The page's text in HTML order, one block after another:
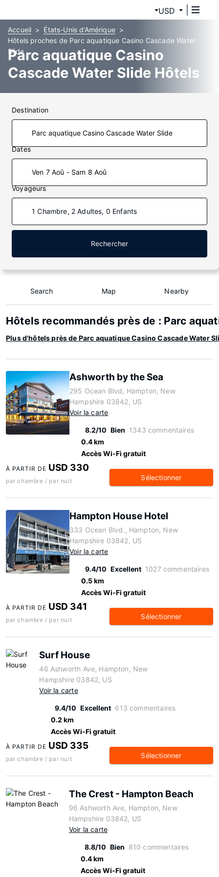
USD
Accueil
États-Unis d’Amérique
Hôtels proches de Parc aquatique Casino Cascade Water
Slide
Parc aquatique Casino
Cascade Water Slide Hôtels
Destination
Dates
Ven 7 Aoû - Sam 8 Aoû
Voyageurs
1 Chambre, 2 Adultes, 0 Enfants
Rechercher
Search Map Nearby
Hôtels recommandés près de : Parc
Plus d'hôtels près de Parc aquatique Casino Cascade Water
Ashworth by the Sea
295 Ocean Blvd, Hampton, New
Hampshire 03842, US
Voir la carte
8.2/10 Bien 1343 commentaires
0.4 km
Accès Wi-Fi gratuit
À PARTIR DE USD 330
par chambre / par nuit Sélectionner
Hampton House Hotel
333 Ocean Blvd., Hampton, New
Hampshire 03842, US
Voir la carte
9.4/10 Excellent 1027 commentaires
0.5 km
Accès Wi-Fi gratuit
À PARTIR DE USD 341
par chambre / par nuit Sélectionner
Surf House
46 Ashworth Ave, Hampton, New
Hampshire 03842, US
Voir la carte
9.4/10 Excellent 613 commentaires
0.2 km
Accès Wi-Fi gratuit
À PARTIR DE USD 335
par chambre / par nuit Sélectionner
The Crest - Hampton Beach
96 Ashworth Ave, Hampton, New
Hampshire 03842, US
Voir la carte
8.8/10 Bien 810 commentaires
0.4 km
Accès Wi-Fi gratuit